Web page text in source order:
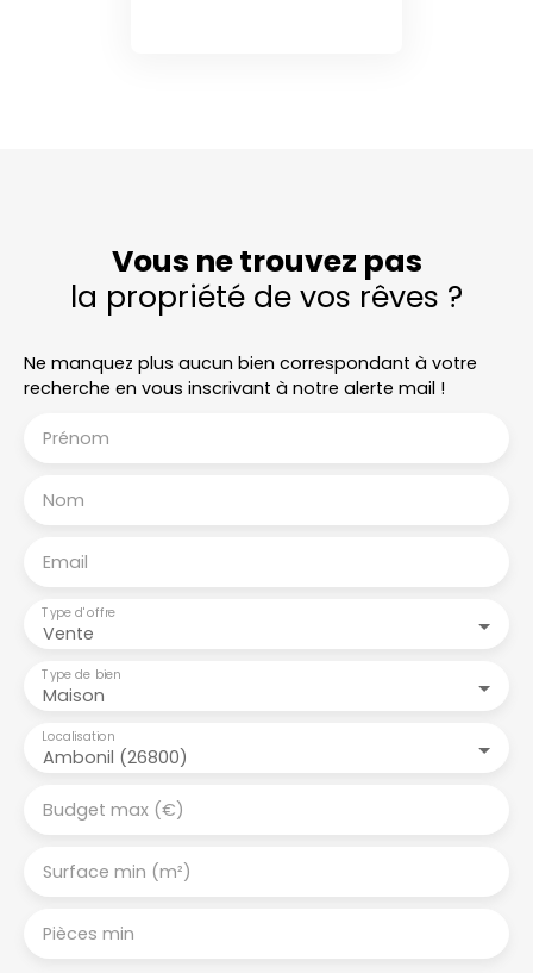
Vous ne trouvez pas
la propriété de vos rêves ?
Ne manquez plus aucun bien correspondant à votre
recherche en vous inscrivant à notre alerte mail !
Prénom
Nom
Email
Vente
Type d'offre
Maison
Type de bien
Ambonil (26800)
Localisation
Budget max (€)
Surface min (m²)
Pièces min